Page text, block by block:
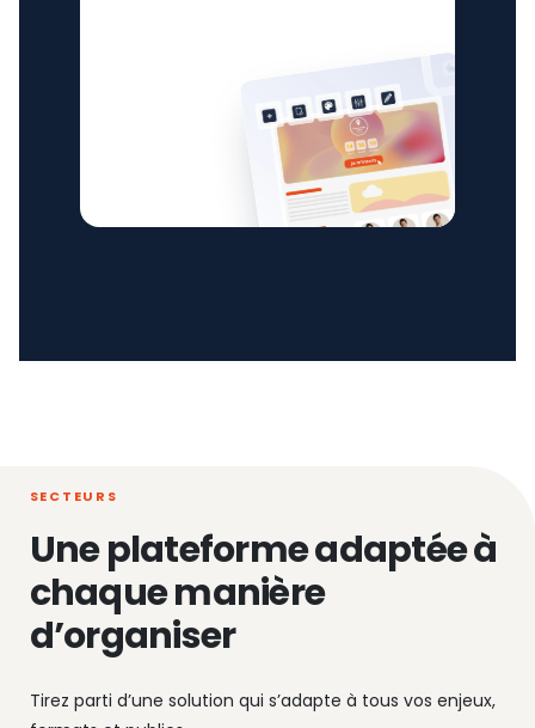
SECTEURS
Une plateforme adaptée à
chaque manière
d’organiser
Tirez parti d’une solution qui s’adapte à tous vos enjeux,